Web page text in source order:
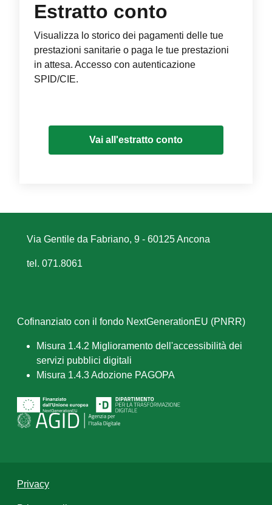
Estratto conto
Visualizza lo storico dei pagamenti delle tue
prestazioni sanitarie o paga le tue prestazioni
in attesa. Accesso con autenticazione
SPID/CIE.
Vai all'estratto conto
Via Gentile da Fabriano, 9 - 60125 Ancona
tel. 071.8061
Cofinanziato con il fondo NextGenerationEU (PNRR)
Misura 1.4.2 Miglioramento dell'accessibilità dei
servizi pubblici digitali
Misura 1.4.3 Adozione PAGOPA
Privacy